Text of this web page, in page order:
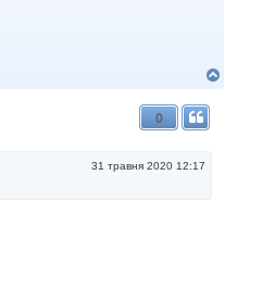
0
31 травня 2020 12:17